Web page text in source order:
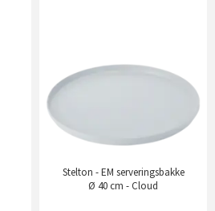
Stelton - EM serveringsbakke
Ø 40 cm - Cloud